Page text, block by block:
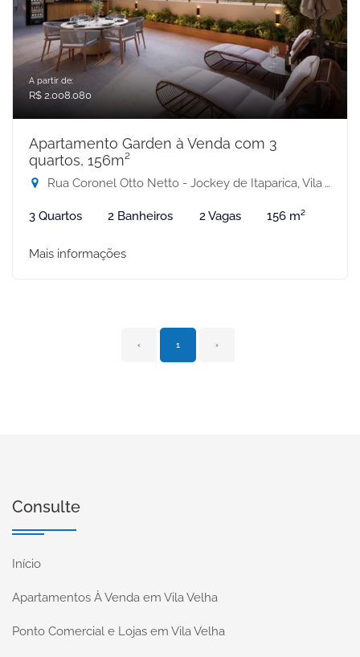
A partir de:
R$ 2.008.080
Apartamento Garden à Venda com 3
quartos, 156m²
Rua Coronel Otto Netto - Jockey de Itaparica, Vila Velha-ES
3 Quartos 2 Banheiros 2 Vagas 156 m²
Mais informações
‹ 1 ›
Consulte
Início
Apartamentos À Venda em Vila Velha
Ponto Comercial e Lojas em Vila Velha